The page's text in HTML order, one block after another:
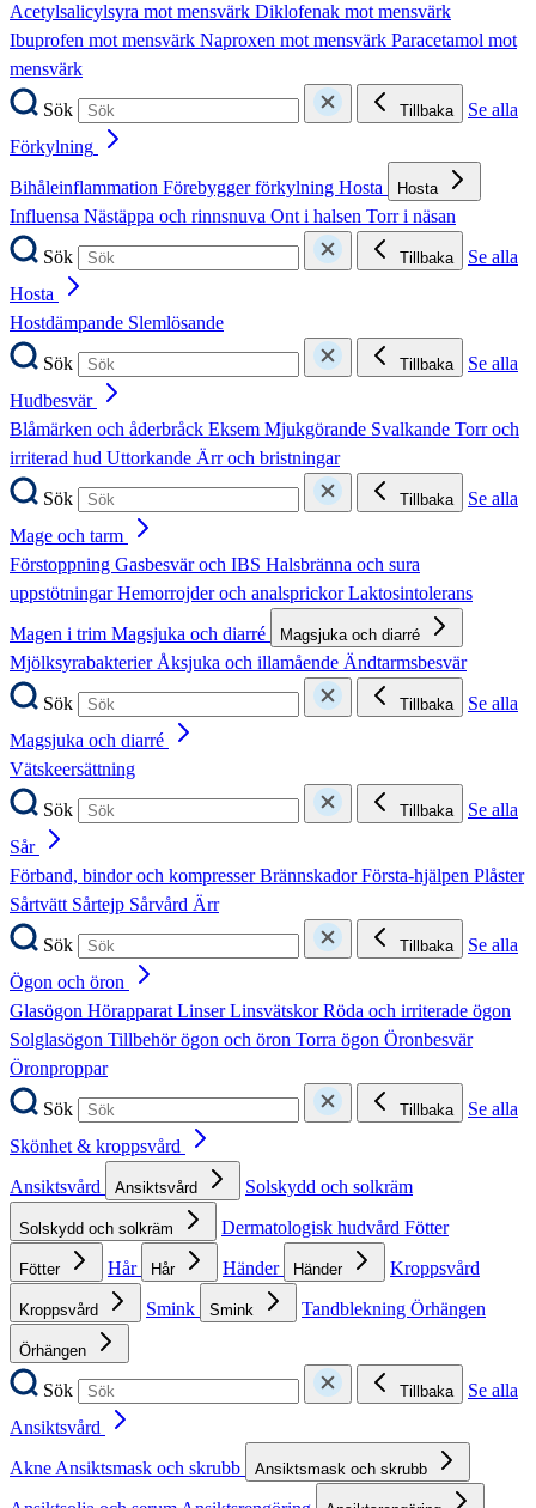
Acetylsalicylsyra mot mensvärk Diklofenak mot mensvärk
Ibuprofen mot mensvärk Naproxen mot mensvärk Paracetamol mot
mensvärk
Sök
Tillbaka
Se alla
Förkylning
Bihåleinflammation Förebygger förkylning Hosta Hosta
Influensa Nästäppa och rinnsnuva Ont i halsen Torr i näsan
Sök
Tillbaka
Se alla
Hosta
Hostdämpande Slemlösande
Sök
Tillbaka
Se alla
Hudbesvär
Blåmärken och åderbråck Eksem Mjukgörande Svalkande Torr och
irriterad hud Uttorkande Ärr och bristningar
Sök
Tillbaka
Se alla
Mage och tarm
Förstoppning Gasbesvär och IBS Halsbränna och sura
uppstötningarHemorrojder och analsprickorLaktosintolerans
Magen i trim Magsjuka och diarré Magsjuka och diarré
MjölksyrabakterierÅksjuka och illamående Ändtarmsbesvär
Sök
Tillbaka
Se alla
Magsjuka och diarré
Vätskeersättning
Sök
Tillbaka
Se alla
Sår
Förband, bindor och kompresserBrännskadorFörsta-hjälpen Plåster
Sårtvätt Sårtejp Sårvård Ärr
Sök
Tillbaka
Se alla
Ögon och öron
Glasögon HörapparatLinserLinsvätskorRöda och irriterade ögon
Solglasögon Tillbehör ögon och öron Torra ögon Öronbesvär
Öronproppar
Sök
Tillbaka
Se alla
Skönhet & kroppsvård
Ansiktsvård
Ansiktsvård Solskydd och solkräm
Solskydd och solkräm Dermatologisk hudvård Fötter
Fötter Hår Hår Händer Händer Kroppsvård
Kroppsvård Smink Smink Tandblekning Örhängen
Örhängen
Sök Tillbaka
Se alla
Ansiktsvård
AkneAnsiktsmask och skrubb Ansiktsmask och skrubb